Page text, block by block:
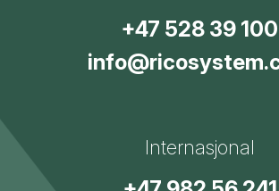
+47 528 39 100
Internasjonal